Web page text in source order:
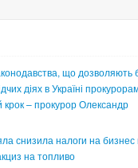
що дозволяють
діях в Україні
крок – прокурор Олександр
снизила налоги на бизнес
на топливо